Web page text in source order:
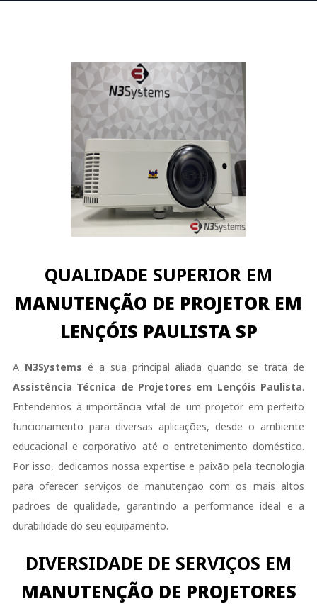
QUALIDADE SUPERIOR EM
MANUTENÇÃO DE PROJETOR EM
LENÇÓIS PAULISTA SP
A N3Systems é a sua principal aliada quando se trata de
Assistência Técnica de Projetores em Lençóis Paulista.
Entendemos a importância vital de um projetor em perfeito
funcionamento para diversas aplicações, desde o ambiente
educacional e corporativo até o entretenimento doméstico.
Por isso, dedicamos nossa expertise e paixão pela tecnologia
para oferecer serviços de manutenção com os mais altos
padrões de qualidade, garantindo a performance ideal e a
durabilidade do seu equipamento.
DIVERSIDADE DE SERVIÇOS EM
MANUTENÇÃO DE PROJETORES